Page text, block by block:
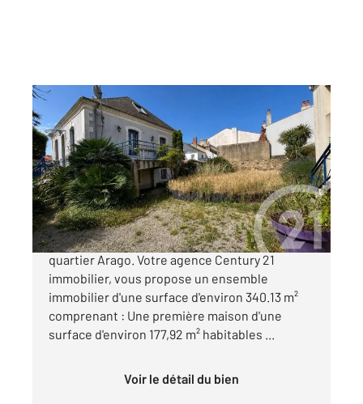
LES SABLES D OLONNE 85
264,39 m2
, 11 pièces
Ref : 1412
Maison à vendre
1 160 000 €
Les Sables d'Olonne, proximité immédiate du
quartier Arago. Votre agence Century 21
immobilier, vous propose un ensemble
immobilier d'une surface d'environ 340.13 m²
comprenant : Une première maison d'une
surface d'environ 177,92 m² habitables ...
Voir le détail du bien